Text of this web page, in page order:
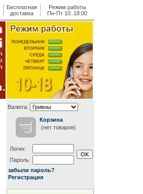
Бесплатная
доставка
Режим работы
Пн-Пт 10..18:00
Валюта:
Корзина
(нет товаров)
Логин:
Пароль:
забыли пароль?
Регистрация